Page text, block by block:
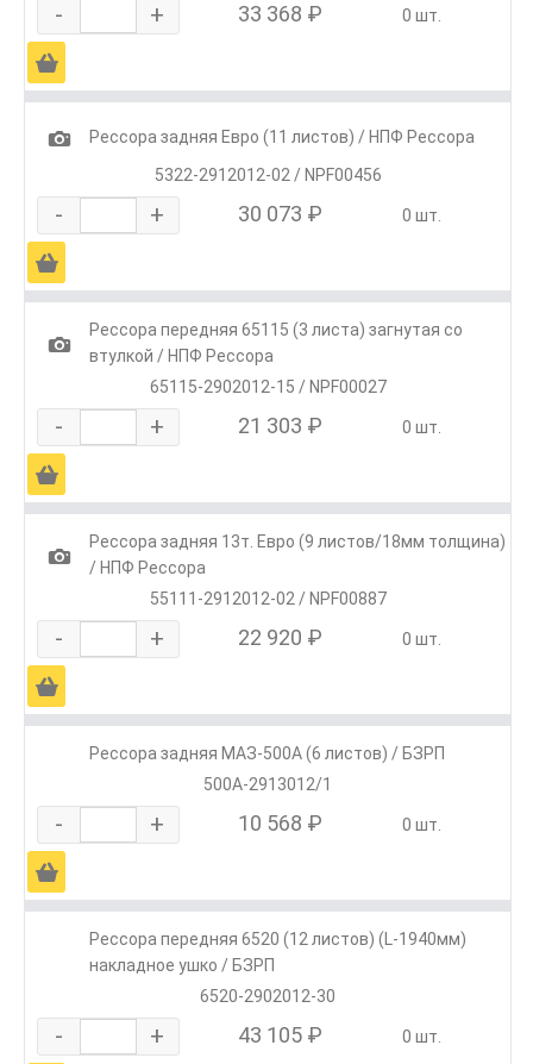
- + 33 368 ₽ 0 шт.
Ä
1
Рессора задняя Евро (11 листов) / НПФ Рессора
5322-2912012-02 / NPF00456
- + 30 073 ₽ 0 шт.
Ä
1
Рессора передняя 65115 (3 листа) загнутая со
втулкой / НПФ Рессора
65115-2902012-15 / NPF00027
- + 21 303 ₽ 0 шт.
Ä
1
Рессора задняя 13т. Евро (9 листов/18мм толщина)
/ НПФ Рессора
55111-2912012-02 / NPF00887
- + 22 920 ₽ 0 шт.
Ä
Рессора задняя МАЗ-500А (6 листов) / БЗРП
500А-2913012/1
- + 10 568 ₽ 0 шт.
Ä
Рессора передняя 6520 (12 листов) (L-1940мм)
накладное ушко / БЗРП
6520-2902012-30
- + 43 105 ₽ 0 шт.